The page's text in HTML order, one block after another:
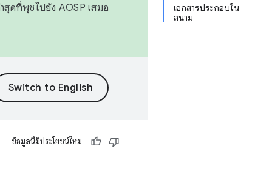
เอกสารประกอบใน
สนาม
สุดที่พุชไปยัง AOSP เสมอ
ข้อมูลนี้มีประโยชน์ไหม